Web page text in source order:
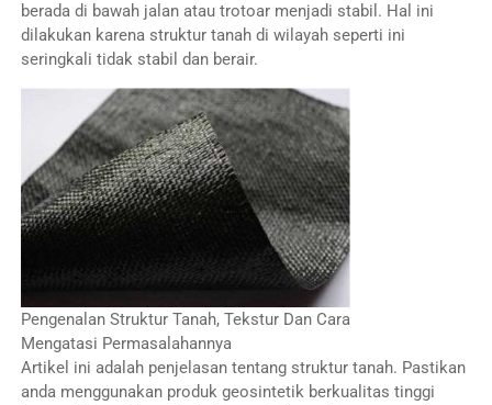
berada di bawah jalan atau trotoar menjadi stabil. Hal ini
dilakukan karena struktur tanah di wilayah seperti ini
seringkali tidak stabil dan berair.
Pengenalan Struktur Tanah, Tekstur Dan Cara
Mengatasi Permasalahannya
Artikel ini adalah penjelasan tentang struktur tanah. Pastikan
anda menggunakan produk geosintetik berkualitas tinggi